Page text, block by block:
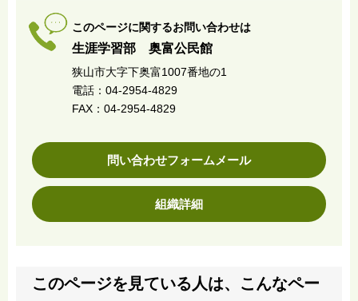
このページに関するお問い合わせは
生涯学習部 奥富公民館
狭山市大字下奥富1007番地の1
電話：04-2954-4829
FAX：04-2954-4829
問い合わせフォームメール
組織詳細
このページを見ている人は、こんなペー